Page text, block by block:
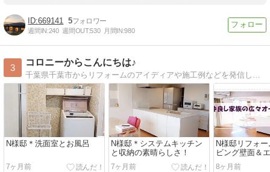
669141 5
週間IN:240 週間OUT:530 月間IN:980
3
コロニーからこんにちは♪
千葉県千葉市からリフォームのアイディアや施工例などを発信しています^^なにかのお役に立てれば幸いです。
N様邸＊洗面室とお風呂
7ヶ月前
N様邸＊システムキッチン
と収納の素晴らしさ！
7ヶ月前
N様邸リフォ
ビング壁面＆
＞
8ヶ月前